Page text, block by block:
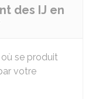
des IJ en
se produit
votre